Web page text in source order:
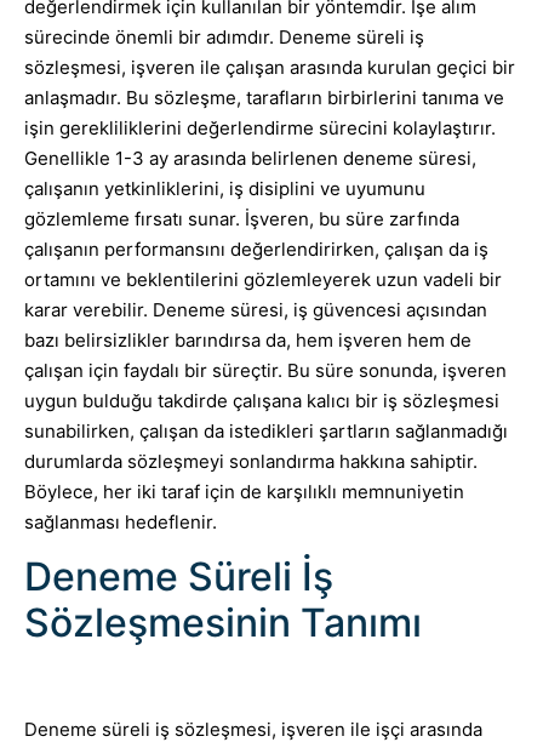
değerlendirmek için kullanılan bir yöntemdir. İşe alım
sürecinde önemli bir adımdır. Deneme süreli iş
sözleşmesi, işveren ile çalışan arasında kurulan geçici bir
anlaşmadır. Bu sözleşme, tarafların birbirlerini tanıma ve
işin gerekliliklerini değerlendirme sürecini kolaylaştırır.
Genellikle 1-3 ay arasında belirlenen deneme süresi,
çalışanın yetkinliklerini, iş disiplini ve uyumunu
gözlemleme fırsatı sunar. İşveren, bu süre zarfında
çalışanın performansını değerlendirirken, çalışan da iş
ortamını ve beklentilerini gözlemleyerek uzun vadeli bir
karar verebilir. Deneme süresi, iş güvencesi açısından
bazı belirsizlikler barındırsa da, hem işveren hem de
çalışan için faydalı bir süreçtir. Bu süre sonunda, işveren
uygun bulduğu takdirde çalışana kalıcı bir iş sözleşmesi
sunabilirken, çalışan da istedikleri şartların sağlanmadığı
durumlarda sözleşmeyi sonlandırma hakkına sahiptir.
Böylece, her iki taraf için de karşılıklı memnuniyetin
sağlanması hedeflenir.
Deneme Süreli İş
Sözleşmesinin Tanımı
Deneme süreli iş sözleşmesi, işveren ile işçi arasında